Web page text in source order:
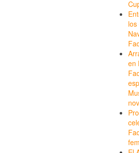
en